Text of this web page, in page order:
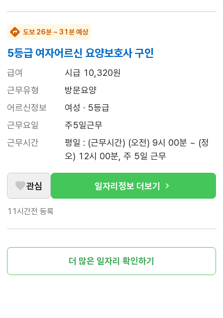
도보 26분 ~ 31분 예상
5등급 여자어르신 요양보호사 구인
급여
시급 10,320원
근무유형
방문요양
어르신정보
여성 · 5등급
근무요일
주5일근무
근무시간
평일 : (근무시간) (오전) 9시 00분 ~ (정
오) 12시 00분, 주 5일 근무
관심 일자리정보 더보기
11시간전 등록
더 많은 일자리 확인하기